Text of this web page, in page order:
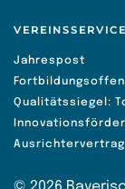
VEREINSSERVICE
Jahrespost
Qualitätssiegel: